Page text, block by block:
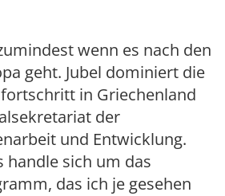
wenn es nach den
geht. Jubel dominiert die
in Griechenland
der
und Entwicklung.
handle sich um das
das ich je gesehen